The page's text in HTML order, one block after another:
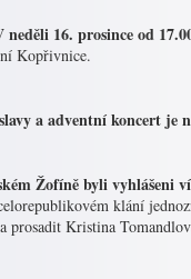
16. prosince od
Kopřivnice.
a adventní koncert je
Žofíně byli vyhlášeni
klání
prosadit Kristina